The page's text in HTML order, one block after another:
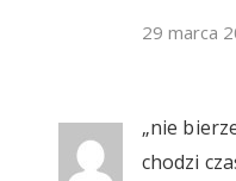
29 marca
„nie
chodzi